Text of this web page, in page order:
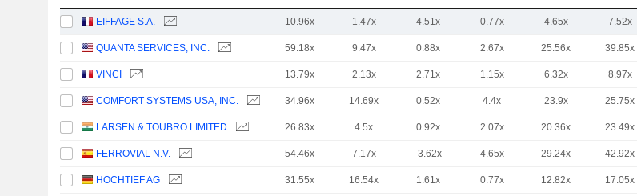
EIFFAGE S.A. 10.96x 1.47x 4.51x 0.77x 4.65x 7.52x
QUANTA SERVICES, INC. 59.18x 9.47x 0.88x 2.67x 25.56x 39.85x
VINCI 13.79x 2.13x 2.71x 1.15x 6.32x 8.97x
COMFORT SYSTEMS USA, INC. 34.96x 14.69x 0.52x 4.4x 23.9x 25.75x
LARSEN & TOUBRO LIMITED 26.83x 4.5x 0.92x 2.07x 20.36x 23.49x
FERROVIAL N.V. 54.46x 7.17x -3.62x 4.65x 29.24x 42.92x
HOCHTIEF AG 31.55x 16.54x 1.61x 0.77x 12.82x 17.05x